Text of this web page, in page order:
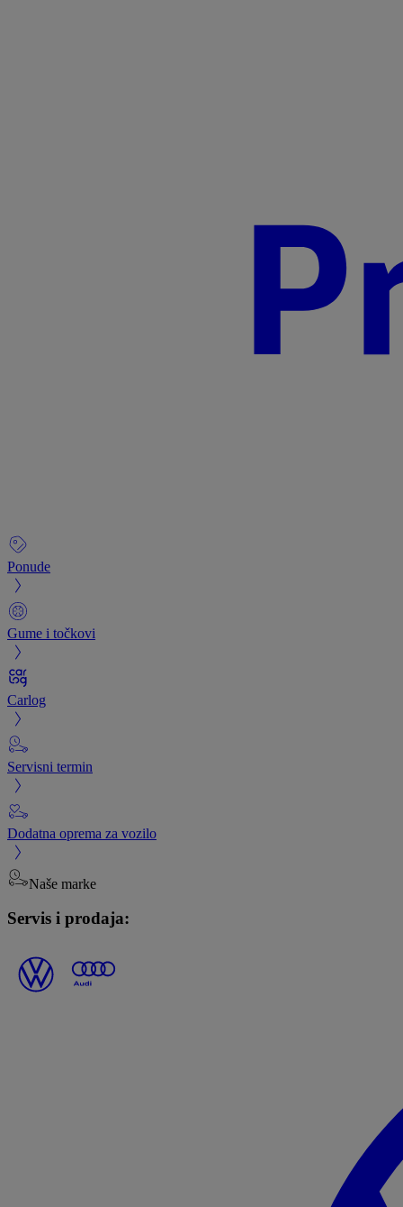
Ponude
Gume i točkovi
Carlog
Servisni termin
Dodatna oprema za vozilo
Naše marke
Servis i prodaja: